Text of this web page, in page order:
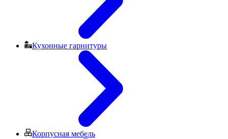
Кухонные гарнитуры
Корпусная мебель